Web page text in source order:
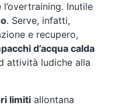
Inutile
. Serve, infatti,
e recupero,
d’acqua calda
attività ludiche alla
limiti allontana